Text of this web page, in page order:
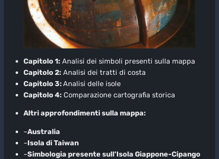
Capitolo 1: Analisi dei simboli presenti sulla mappa
Capitolo 2: Analisi dei tratti di costa
Capitolo 3:Analisi delle isole
Capitolo 4: Comparazione cartografia storica
Altri approfondimenti sulla mappa:
–Australia
–Isola di Taiwan
–Simbologia presente sull’Isola Giappone-Cipango